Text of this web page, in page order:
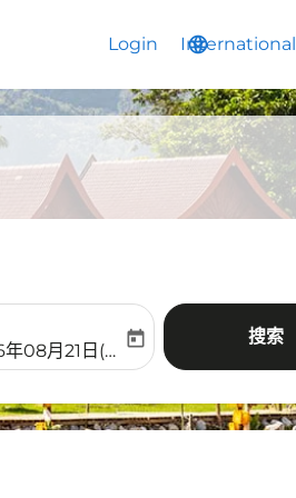
Login language
International
keyboard_arrow_down
label
return-date-aria-label
08月21日(周五)
today 搜索